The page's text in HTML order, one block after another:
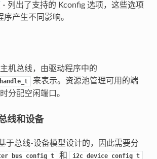
- 列出了支持的 Kconfig 选项，这些选项
序产生不同影响。
机总线，由驱动程序中的
来表示。资源池管理可用的端
分配空闲端口。
线和设备
于总线-设备模型设计的，因此需要分
和 i2c_device_config_t